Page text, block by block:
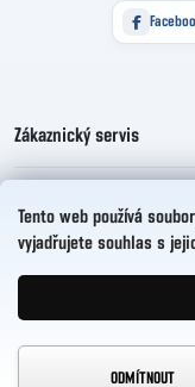
Tento web používá
vyjadřujete souhlas s
ODMÍTNOUT
Zákaznický servis
Copyright 2026